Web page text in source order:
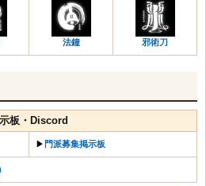
法鐘 邪術刀
板・Discord
▶︎ 門派募集掲示板